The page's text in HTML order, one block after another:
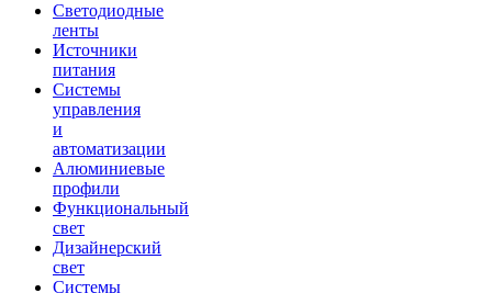
Светодиодные
ленты
Источники
питания
Системы
управления
и
автоматизации
Алюминиевые
профили
Функциональный
свет
Дизайнерский
свет
Системы